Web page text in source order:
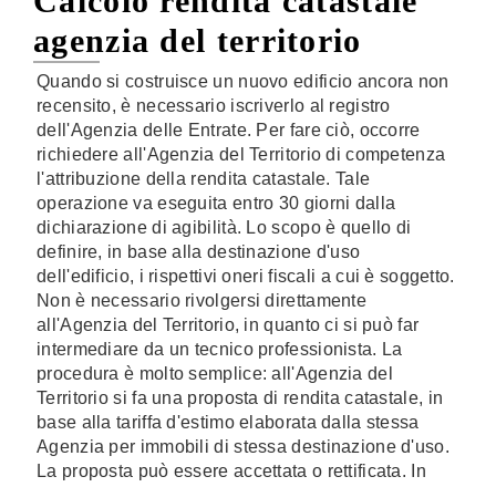
agenzia del territorio
Quando si costruisce un nuovo edificio ancora non
recensito, è necessario iscriverlo al registro
dell'Agenzia delle Entrate. Per fare ciò, occorre
richiedere all'Agenzia del Territorio di competenza
l'attribuzione della rendita catastale. Tale
operazione va eseguita entro 30 giorni dalla
dichiarazione di agibilità. Lo scopo è quello di
definire, in base alla destinazione d'uso
dell'edificio, i rispettivi oneri fiscali a cui è soggetto.
Non è necessario rivolgersi direttamente
all'Agenzia del Territorio, in quanto ci si può far
intermediare da un tecnico professionista. La
procedura è molto semplice: all'Agenzia del
Territorio si fa una proposta di rendita catastale, in
base alla tariffa d'estimo elaborata dalla stessa
Agenzia per immobili di stessa destinazione d'uso.
La proposta può essere accettata o rettificata. In